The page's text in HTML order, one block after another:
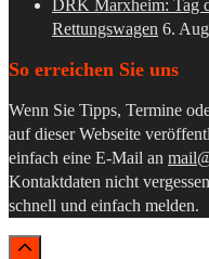
DRK Marxheim: Tag
Rettungswagen 6.
So erreichen Sie uns
Wenn Sie Tipps, Termine
auf dieser Webseite
einfach eine E-Mail an
Kontaktdaten nicht
schnell und einfach melden.